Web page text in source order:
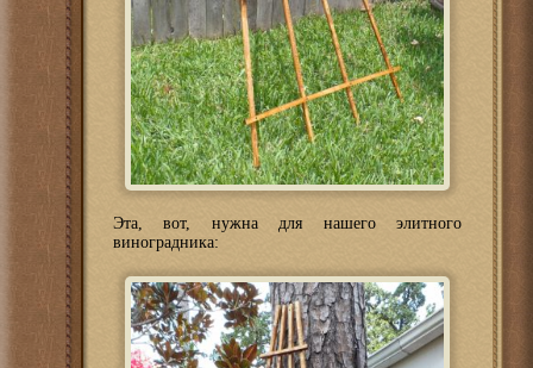
Эта, вот, нужна для нашего элитного
виноградника: